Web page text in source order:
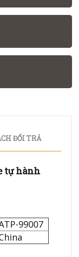
ĐỔI TRẢ
tự hành
99007